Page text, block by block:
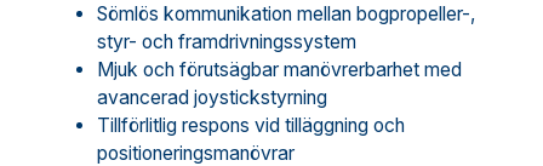
Sömlös kommunikation mellan bogpropeller-,
styr- och framdrivningssystem
Mjuk och förutsägbar manövrerbarhet med
avancerad joystickstyrning
Tillförlitlig respons vid tilläggning och
positioneringsmanövrar